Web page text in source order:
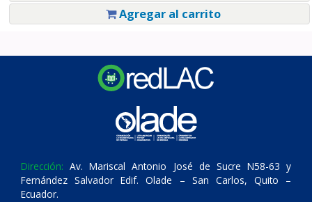
Agregar al carrito
Dirección: Av. Mariscal Antonio José de Sucre N58-63 y
Fernández Salvador Edif. Olade – San Carlos, Quito –
Ecuador.